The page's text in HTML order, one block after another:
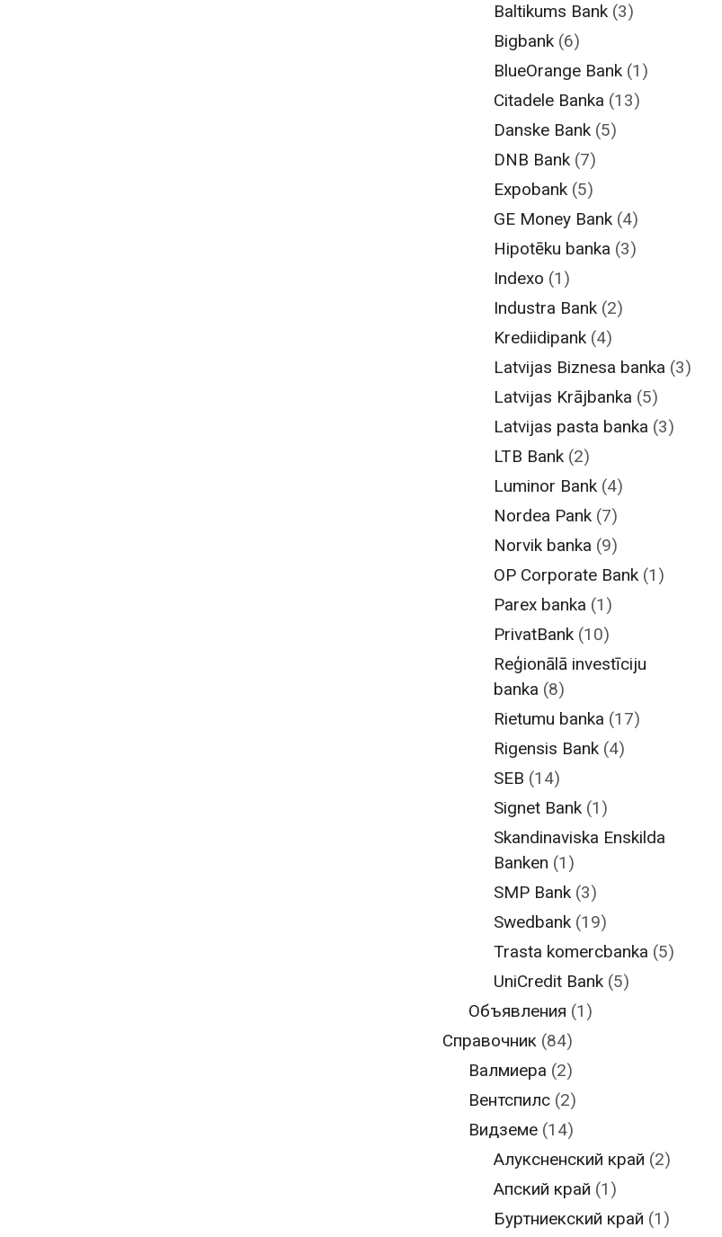
Baltikums Bank (3)
Bigbank (6)
BlueOrange Bank (1)
Citadele Banka (13)
Danske Bank (5)
DNB Bank (7)
Expobank (5)
GE Money Bank (4)
Hipotēku banka (3)
Indexo (1)
Industra Bank (2)
Krediidipank (4)
Latvijas Biznesa banka (3)
Latvijas Krājbanka (5)
Latvijas pasta banka (3)
LTB Bank (2)
Luminor Bank (4)
Nordea Pank (7)
Norvik banka (9)
OP Corporate Bank (1)
Parex banka (1)
PrivatBank (10)
Reģionālā investīciju
banka (8)
Rietumu banka (17)
Rigensis Bank (4)
SEB (14)
Signet Bank (1)
Skandinaviska Enskilda
Banken (1)
SMP Bank (3)
Swedbank (19)
Trasta komercbanka (5)
UniCredit Bank (5)
Объявления (1)
Справочник (84)
Валмиера (2)
Вентспилс(2)
Видземе(14)
Алуксненский край (2)
Апский край (1)
Буртниекский край (1)